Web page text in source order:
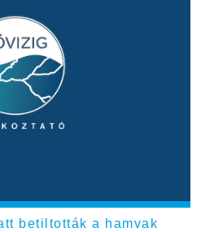
betiltották a hamvak